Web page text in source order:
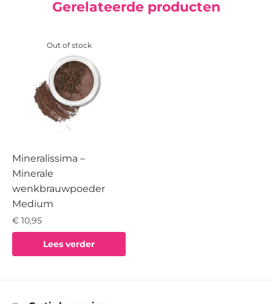
Gerelateerde producten
Out of stock
Mineralissima –
Minerale
wenkbrauwpoeder
Medium
€ 10,95
Lees verder